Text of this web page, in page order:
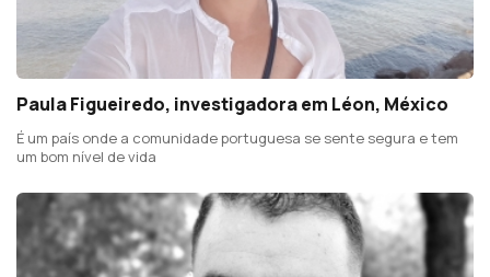
Paula Figueiredo, investigadora em Léon, México
É um país onde a comunidade portuguesa se sente segura e tem
um bom nível de vida